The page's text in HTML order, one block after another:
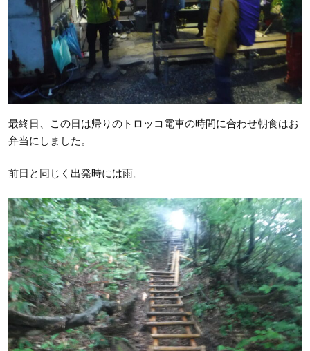
最終日、この日は帰りのトロッコ電車の時間に合わせ朝食はお
弁当にしました。
前日と同じく出発時には雨。